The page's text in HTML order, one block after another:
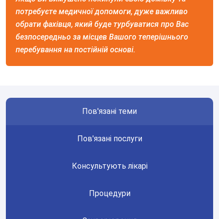
спричинена болем та дискомфортом у грудях,
відчуттям нерівномірності серцебиття або
підвищенням артеріального тиску. Непритомність і
задишка при фізичному навантаженні також
пов'язані з проблемами серцево-судинної системи.
Показаннями до консультації стають малопомітні
Як проходить консультація кардіолога
На попередньому етапі лікар визначає стан здоров'я
захворювання та відзначити наявність подібних
потребуєте медичної допомоги, дуже важливо
обрати фахівця, який буде турбуватися про Вас
безпосередньо за місцев Вашого теперішнього
перебування на постійній основі.
Пов'язані теми
Пов'язані послуги
Консультують лікарі
Процедури